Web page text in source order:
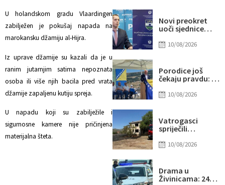
U holandskom gradu Vlaardingen
zabilježen je pokušaj napada na
marokansku džamiju al-Hijra.
Iz uprave džamije su kazali da je u
ranim jutarnjim satima nepoznata
osoba ili više njih bacila pred vrata
džamije zapaljenu kutiju spreja.
U napadu koji su zabilježile i
sigurnosne kamere nije pričinjena
materijalna šteta.
pobjegla iz auta
u kafić
Novi preokret
uoči sjednice
Premijerska
10/08/2026
Porodice još
čekaju pravdu: U
prije 33 godine
10/08/2026
Vatrogasci
spriječili
Jasenici: Vatra
10/08/2026
Drama u
Živinicama: 24-